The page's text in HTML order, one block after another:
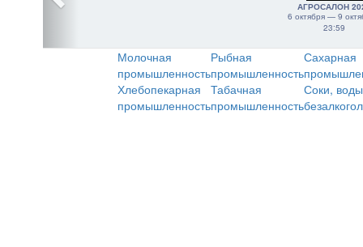
АГРОСАЛОН
6 октября — 9
23:59
Молочная
промышленность
Рыбная
промышленность
Сахарная
Хлебопекарная
промышленность
Табачная
промышленность
Соки,